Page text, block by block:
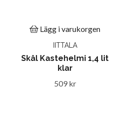
Lägg i varukorgen
IITTALA
Skål Kastehelmi 1,4 lit
klar
509 kr